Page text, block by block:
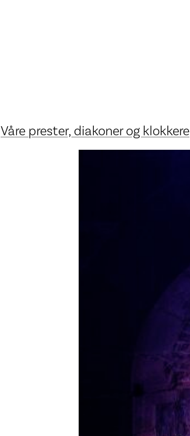
Våre prester, diakoner og klokkere